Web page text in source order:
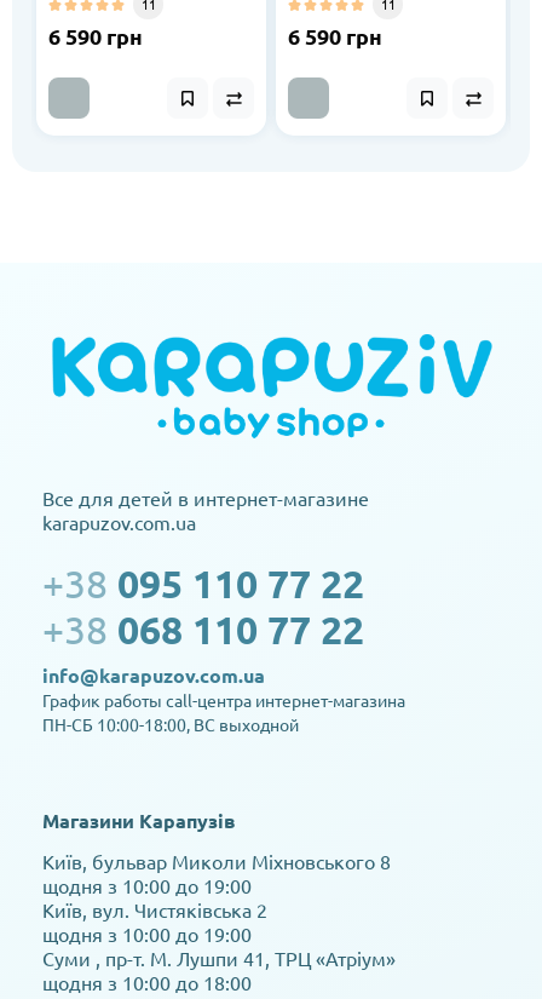
11
6 590 грн
11
6 590 грн
Все для детей в интернет-магазине
karapuzov.com.ua
+38 095 110 77 22
+38 068 110 77 22
info@karapuzov.com.ua
График работы call-центра интернет-магазина
ПН-СБ 10:00-18:00, ВС выходной
Магазини Карапузів
Київ, бульвар Миколи Міхновського 8
щодня з 10:00 до 19:00
Київ, вул. Чистяківська 2
щодня з 10:00 до 19:00
Суми , пр-т. М. Лушпи 41, ТРЦ «Атріум»
щодня з 10:00 до 18:00